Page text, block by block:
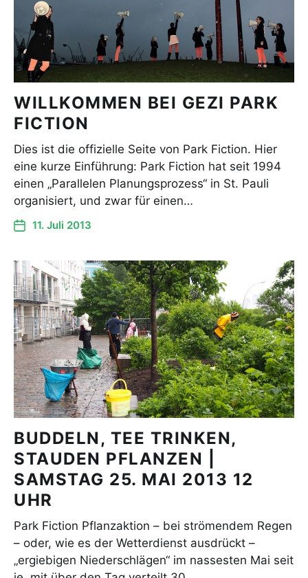
WILLKOMMEN BEI GEZI PARK
FICTION
Dies ist die offizielle Seite von Park Fiction. Hier
eine kurze Einführung: Park Fiction hat seit 1994
einen „Parallelen Planungsprozess“ in St. Pauli
organisiert, und zwar für einen…
11. Juli 2013
BUDDELN, TEE TRINKEN,
STAUDEN PFLANZEN |
SAMSTAG 25. MAI 2013 12
UHR
Park Fiction Pflanzaktion – bei strömendem Regen
– oder, wie es der Wetterdienst ausdrückt –
„ergiebigen Niederschlägen“ im nassesten Mai seit